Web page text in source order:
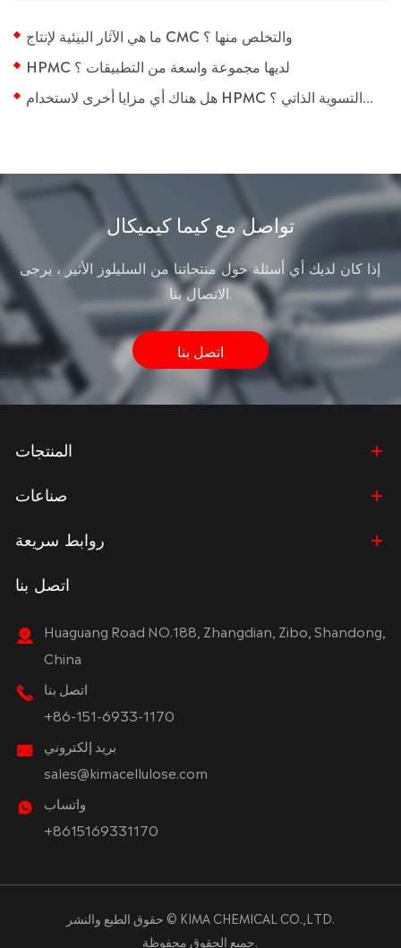
ما هي الآثار البيئية لإنتاج CMC والتخلص منها ؟
HPMC لديها مجموعة واسعة من التطبيقات ؟
هل هناك أي مزايا أخرى لاستخدام HPMC في ملاط التسوية الذاتي ؟
تواصل مع كيما كيميكال
إذا كان لديك أي أسئلة حول منتجاتنا من السليلوز الأثير ، يرجى
الاتصال بنا.
اتصل بنا
المنتجات
صناعات
روابط سريعة
اتصل بنا
Huaguang Road NO.188, Zhangdian, Zibo, Shandong,
China
اتصل بنا
+86-151-6933-1170
بريد إلكتروني
sales@kimacellulose.com
واتساب
+8615169331170
حقوق الطبع والنشر © KIMA CHEMICAL CO.,LTD.
جميع الحقوق محفوظة.